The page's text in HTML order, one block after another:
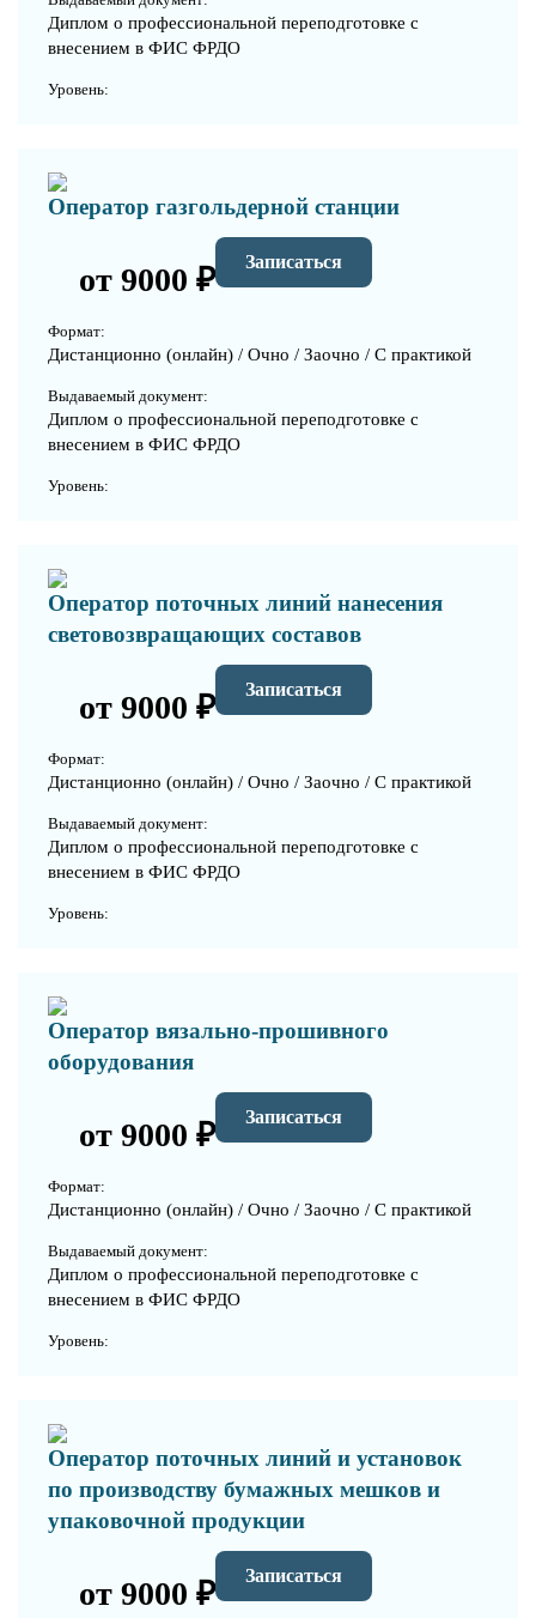
Диплом о профессиональной переподготовке с
внесением в ФИС ФРДО
Уровень:
Оператор газгольдерной станции
от 9000 ₽ Записаться
Формат:
Дистанционно (онлайн) / Очно / Заочно / С практикой
Выдаваемый документ:
Диплом о профессиональной переподготовке с
внесением в ФИС ФРДО
Уровень:
Оператор поточных линий нанесения
световозвращающих составов
от 9000 ₽ Записаться
Формат:
Дистанционно (онлайн) / Очно / Заочно / С практикой
Выдаваемый документ:
Диплом о профессиональной переподготовке с
внесением в ФИС ФРДО
Уровень:
Оператор вязально-прошивного
оборудования
от 9000 ₽ Записаться
Формат:
Дистанционно (онлайн) / Очно / Заочно / С практикой
Выдаваемый документ:
Диплом о профессиональной переподготовке с
внесением в ФИС ФРДО
Уровень:
Оператор поточных линий и установок
по производству бумажных мешков и
упаковочной продукции
от 9000 ₽ Записаться